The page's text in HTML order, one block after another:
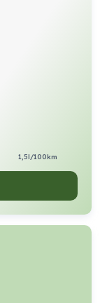
1,5l/100km